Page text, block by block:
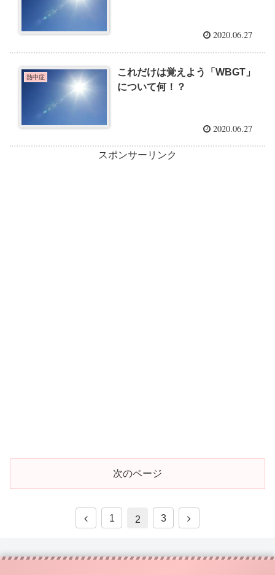
2020.06.27
熱中症
これだけは覚えよう「WBGT」
について何！？
2020.06.27
スポンサーリンク
次のページ
1 2 3